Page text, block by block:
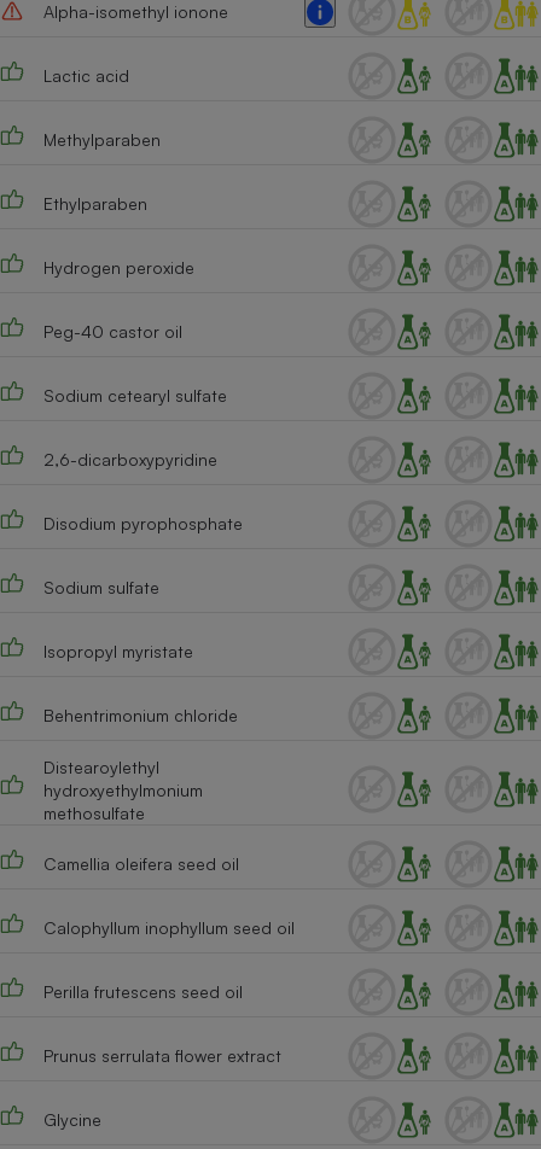
Alpha-isomethyl ionone
Lactic acid
Methylparaben
Ethylparaben
Hydrogen peroxide
Peg-40 castor oil
Sodium cetearyl sulfate
2,6-dicarboxypyridine
Disodium pyrophosphate
Sodium sulfate
Isopropyl myristate
Behentrimonium chloride
Distearoylethyl
hydroxyethylmonium
methosulfate
Camellia oleifera seed oil
Calophyllum inophyllum seed oil
Perilla frutescens seed oil
Prunus serrulata flower extract
Glycine